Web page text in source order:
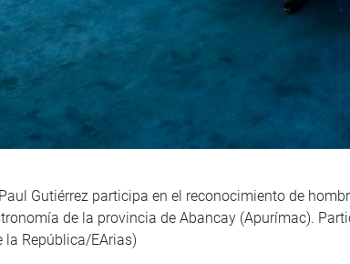
Gutiérrez participa en el reconocimiento de
de la provincia de Abancay (Apurímac).
la República/EArias)